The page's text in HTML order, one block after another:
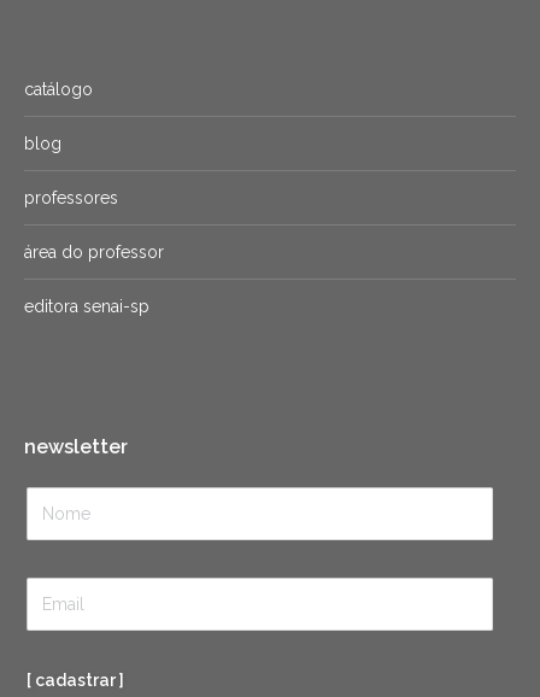
catálogo
blog
professores
área do professor
editora senai-sp
newsletter
[ cadastrar ]